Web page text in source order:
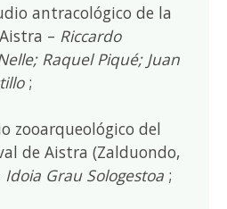
antracológico de la
– Riccardo
Raquel Piqué; Juan
;
zooarqueológico del
de Aistra (Zalduondo,
Idoia Grau Sologestoa ;